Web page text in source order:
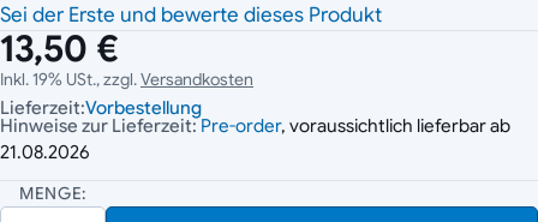
Sei der Erste und bewerte dieses Produkt
13,50 €
Inkl. 19% USt., zzgl.Versandkosten
Lieferzeit:Vorbestellung
Hinweise zur Lieferzeit: Pre-order, voraussichtlich lieferbar ab
21.08.2026
MENGE: